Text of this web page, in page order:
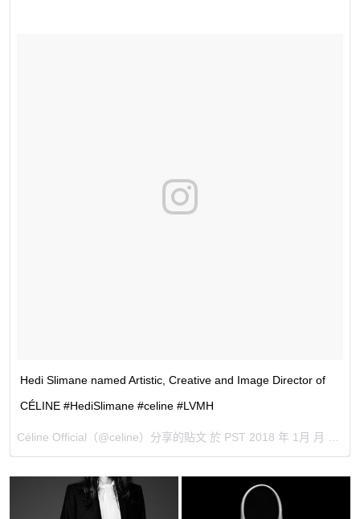
Hedi Slimane named Artistic, Creative and Image Director of
CÉLINE #HediSlimane #celine #LVMH
Céline Official （@celine）分享的貼文 於 PST 2018 年 1月 月 21 日 3:03 上午